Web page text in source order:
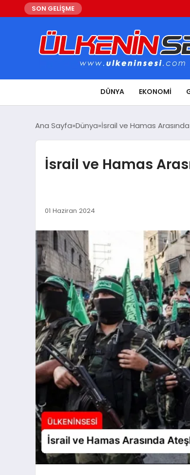
SON GELİŞME
DÜNYA EKONOMI
Ana Sayfa Dünya İsrail ve Hamas
İsrail ve Hamas
01 Haziran 2024